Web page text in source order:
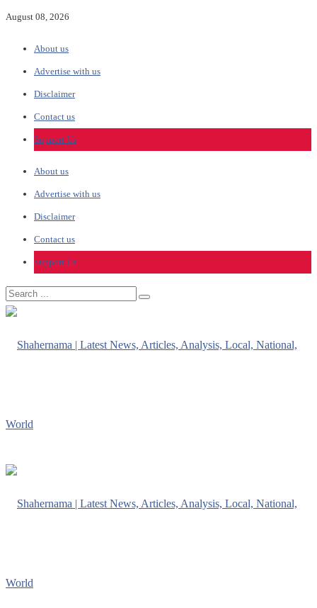
August 08, 2026
About us
Advertise with us
Disclaimer
Contact us
Support Us
About us
Advertise with us
Disclaimer
Contact us
Support Us